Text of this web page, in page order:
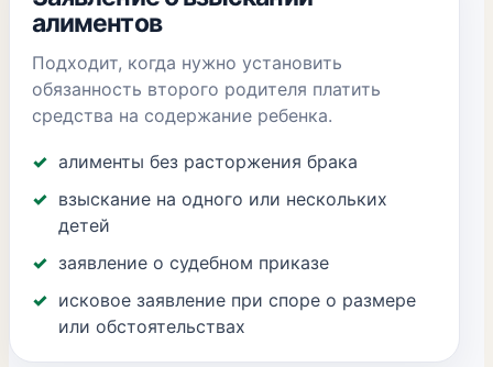
алиментов
Подходит, когда нужно установить
обязанность второго родителя платить
средства на содержание ребенка.
алименты без расторжения брака
взыскание на одного или нескольких
детей
заявление о судебном приказе
исковое заявление при споре о размере
или обстоятельствах